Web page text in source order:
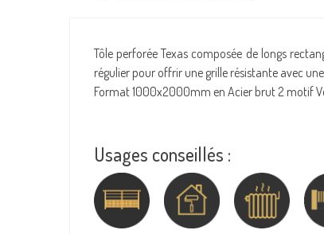
Tôle perforée Texas composée de longs
régulier pour offrir une grille résistante avec
Format 1000x2000mm en Acier brut 2 motif
Usages conseillés :